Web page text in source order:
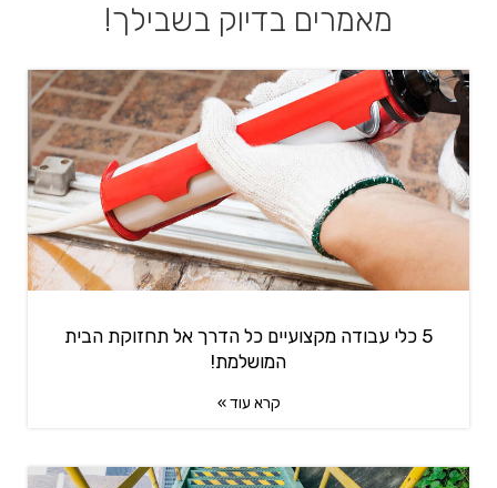
מאמרים בדיוק בשבילך!
5 כלי עבודה מקצועיים כל הדרך אל תחזוקת הבית
המושלמת!
קרא עוד »